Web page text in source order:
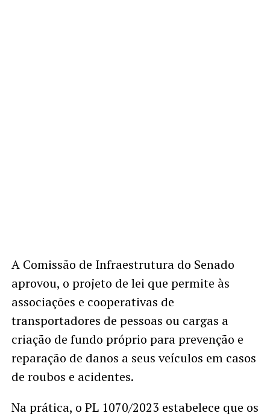
A Comissão de Infraestrutura do Senado
aprovou, o projeto de lei que permite às
associações e cooperativas de
transportadores de pessoas ou cargas a
criação de fundo próprio para prevenção e
reparação de danos a seus veículos em casos
de roubos e acidentes.
Na prática, o PL 1070/2023 estabelece que os